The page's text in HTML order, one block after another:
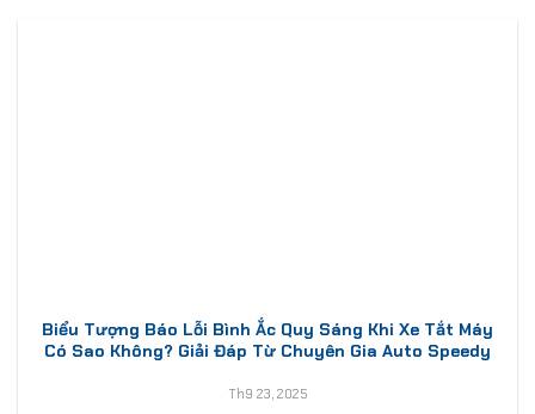
Biểu Tượng Báo Lỗi Bình Ắc Quy Sáng Khi Xe Tắt Máy
Có Sao Không? Giải Đáp Từ Chuyên Gia Auto Speedy
Th9 23, 2025